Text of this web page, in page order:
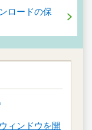
ロードの保
ィンドウを開